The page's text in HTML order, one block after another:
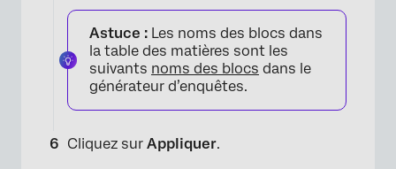
Astuce : Les noms des blocs dans
la table des matières sont les
suivants noms des blocs dans le
générateur d’enquêtes.
Cliquez sur Appliquer.